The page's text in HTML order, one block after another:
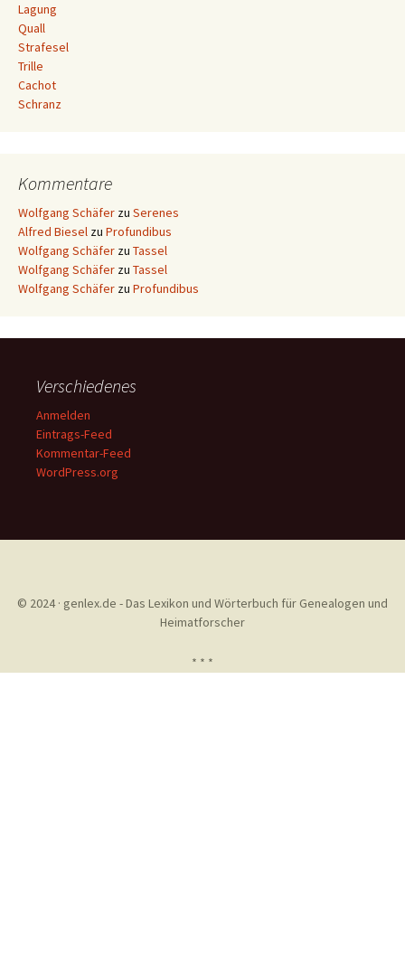
Lagung
Quall
Strafesel
Trille
Cachot
Schranz
Kommentare
Wolfgang Schäfer zu Serenes
Alfred Biesel zu Profundibus
Wolfgang Schäfer zu Tassel
Wolfgang Schäfer zu Tassel
Wolfgang Schäfer zu Profundibus
Verschiedenes
Anmelden
Eintrags-Feed
Kommentar-Feed
WordPress.org
© 2024 · genlex.de - Das Lexikon und Wörterbuch für Genealogen und
Heimatforscher
* * *